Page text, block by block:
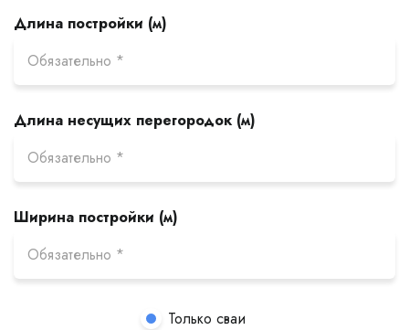
Длина постройки (м)
Длина несущих перегородок (м)
Ширина постройки (м)
Только сваи